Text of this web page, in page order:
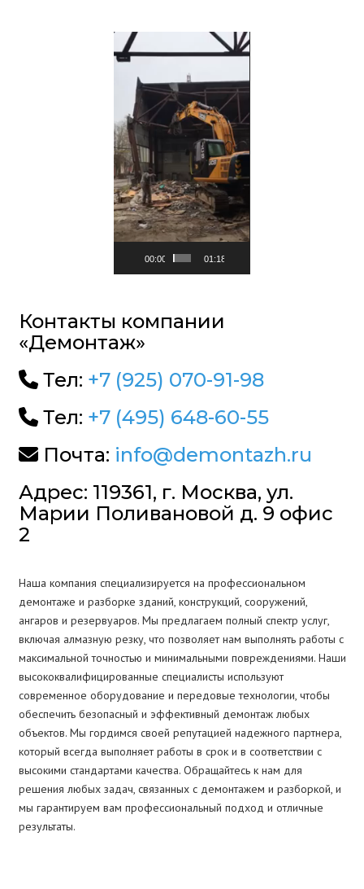
Видеоплеер
00:00 01:18
Контакты компании
«Демонтаж»
Тел: +7 (925) 070-91-98
Тел: +7 (495) 648-60-55
Почта: info@demontazh.ru
Адрес: 119361, г. Москва, ул.
Марии Поливановой д. 9 офис
2
Наша компания специализируется на профессиональном
демонтаже и разборке зданий, конструкций, сооружений,
ангаров и резервуаров. Мы предлагаем полный спектр услуг,
включая алмазную резку, что позволяет нам выполнять работы с
максимальной точностью и минимальными повреждениями. Наши
высококвалифицированные специалисты используют
современное оборудование и передовые технологии, чтобы
обеспечить безопасный и эффективный демонтаж любых
объектов. Мы гордимся своей репутацией надежного партнера,
который всегда выполняет работы в срок и в соответствии с
высокими стандартами качества. Обращайтесь к нам для
решения любых задач, связанных с демонтажем и разборкой, и
мы гарантируем вам профессиональный подход и отличные
результаты.